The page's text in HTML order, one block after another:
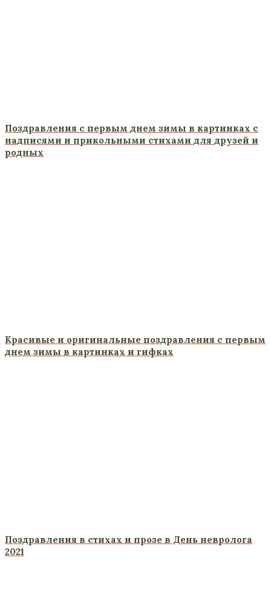
Поздравления с первым днем зимы в картинках с
надписями и прикольными стихами для друзей и
родных
Красивые и оригинальные поздравления с первым
днем зимы в картинках и гифках
Поздравления в стихах и прозе в День невролога
2021